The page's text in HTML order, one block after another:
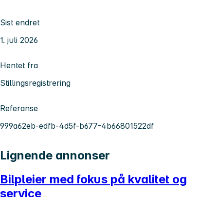
Sist endret
1. juli 2026
Hentet fra
Stillingsregistrering
Referanse
999a62eb-edfb-4d5f-b677-4b66801522df
Lignende annonser
Bilpleier med fokus på kvalitet og
service